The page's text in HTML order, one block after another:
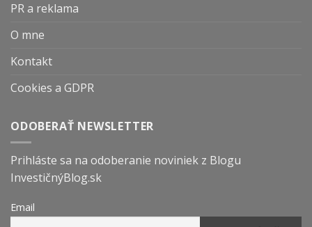
PR a reklama
O mne
Kontakt
Cookies a GDPR
ODOBERAŤ NEWSLETTER
Prihláste sa na odoberanie noviniek z Blogu
InvestičnýBlog.sk
Email